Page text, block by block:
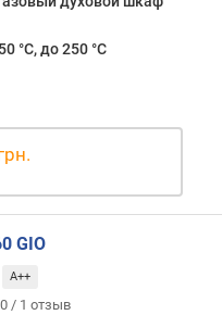
°C, до 250 °C
GIO
A++
/ 1 отзыв